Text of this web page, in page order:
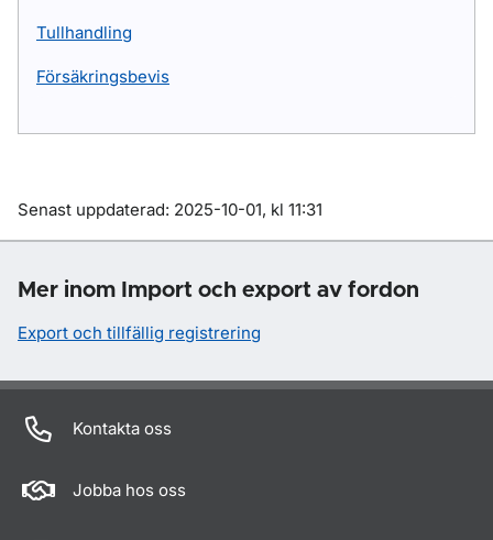
Tullhandling
Försäkringsbevis
Om sidan
Senast uppdaterad: 2025-10-01, kl 11:31
Mer inom Import och export av fordon
Export och tillfällig registrering
Kontakta oss
Jobba hos oss